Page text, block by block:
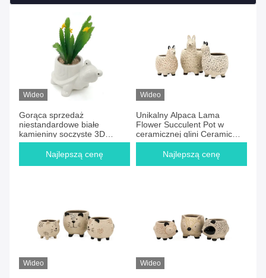
Wideo
Gorąca sprzedaż
niestandardowe białe
kamieniny soczyste 3D
Ślimak kształt kwiat soczyste
garnki plantator
Najlepszą cenę
Wideo
Unikalny Alpaca Lama
Flower Succulent Pot w
ceramicznej glini Ceramic
Wholesale Hot Sale Cudowny
Instagram 3D
Flower/succulent Pots
Najlepszą cenę
Wideo Wideo